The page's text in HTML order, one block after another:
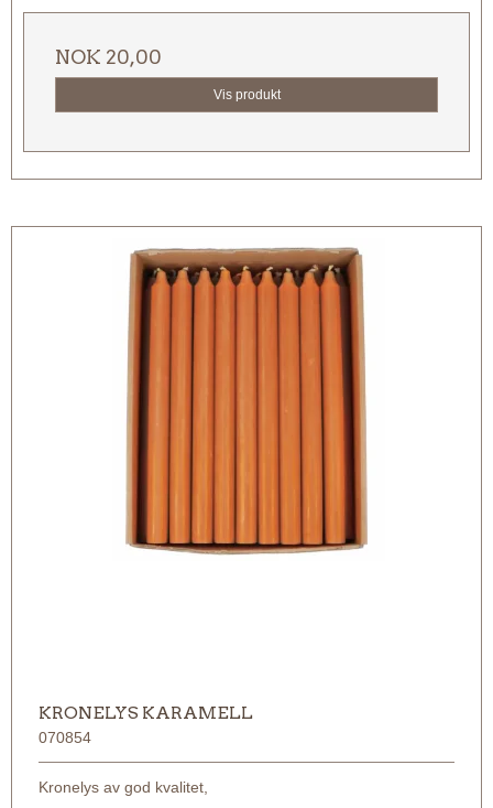
NOK 20,00
Vis produkt
KRONELYS KARAMELL
070854
Kronelys av god kvalitet,